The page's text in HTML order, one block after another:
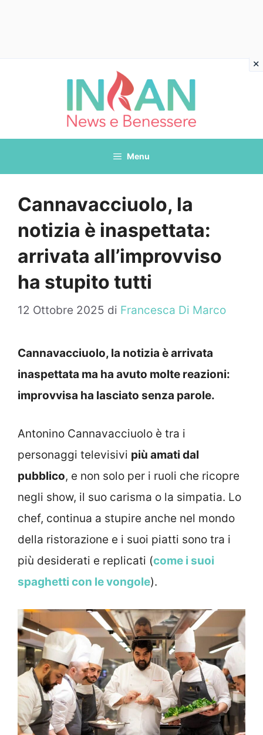
Menu
Cannavacciuolo, la
notizia è inaspettata:
arrivata all’improvviso
ha stupito tutti
12 Ottobre 2025 di Francesca Di Marco
Cannavacciuolo, la notizia è arrivata
inaspettata ma ha avuto molte reazioni:
improvvisa ha lasciato senza parole.
Antonino Cannavacciuolo è tra i
personaggi televisivi più amati dal
pubblico, e non solo per i ruoli che ricopre
negli show, il suo carisma o la simpatia. Lo
chef, continua a stupire anche nel mondo
della ristorazione e i suoi piatti sono tra i
più desiderati e replicati (come i suoi
spaghetti con le vongole).